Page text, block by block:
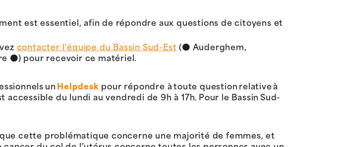
est essentiel, afin de répondre aux questions de citoyens et
contacter l’équipe du Bassin Sud-Est (🟠 Auderghem,
🟠) pour recevoir ce matériel.
un Helpdesk pour répondre à toute question relative à
du lundi au vendredi de 9h à 17h. Pour le Bassin Sud-
cette problématique concerne une majorité de femmes, et